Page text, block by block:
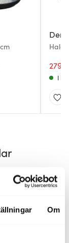
Om
Halo
279
I
40%